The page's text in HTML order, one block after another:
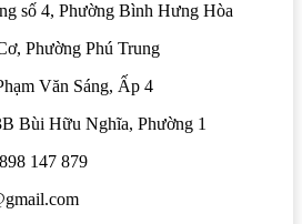
số 4, Phường Bình Hưng Hòa
Phường Phú Trung
Văn Sáng, Ấp 4
Bùi Hữu Nghĩa, Phường 1
147 879